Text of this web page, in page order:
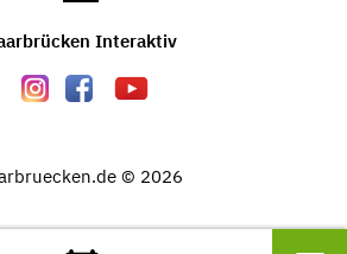
Interaktiv
© 2026